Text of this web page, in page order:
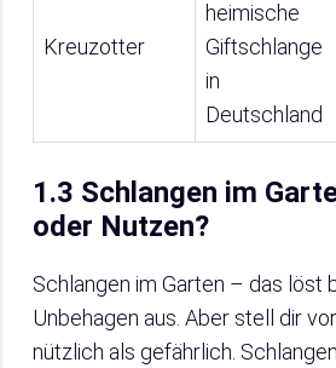
Kreuzotter
heimische
Giftschlange
in
Deutschland
1.3 Schlangen im
oder Nutzen?
Schlangen im Garten – das löst
Unbehagen aus. Aber stell dir
nützlich als gefährlich.